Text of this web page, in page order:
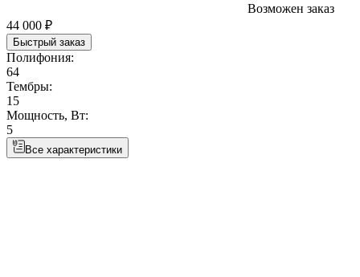
Возможен заказ
44 000 ₽
Быстрый заказ
Полифония:
64
Тембры:
15
Мощность, Вт:
5
Все характеристики